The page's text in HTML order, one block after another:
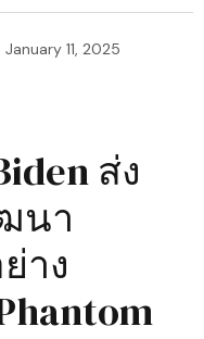
January 11, 2025
ส่ง
นา
าง